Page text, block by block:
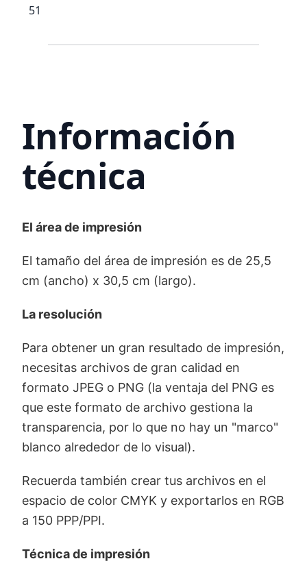
51
Información
técnica
El área de impresión
El tamaño del área de impresión es de 25,5
cm (ancho) x 30,5 cm (largo).
La resolución
Para obtener un gran resultado de impresión,
necesitas archivos de gran calidad en
formato JPEG o PNG (la ventaja del PNG es
que este formato de archivo gestiona la
transparencia, por lo que no hay un "marco"
blanco alrededor de lo visual).
Recuerda también crear tus archivos en el
espacio de color CMYK y exportarlos en RGB
a 150 PPP/PPI.
Técnica de impresión